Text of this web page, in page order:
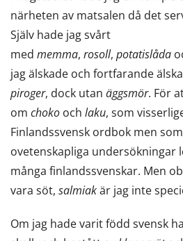
närheten av matsalen då det
Själv hade jag svårt
med memma, rosoll, potatislåda
jag älskade och fortfarande
piroger, dock utan äggsmör. För
om choko och laku, som
Finlandssvensk ordbok men
ovetenskapliga undersökningar
många finlandssvenskar. Men
vara söt, salmiakär jag inte
Om jag hade varit född svensk